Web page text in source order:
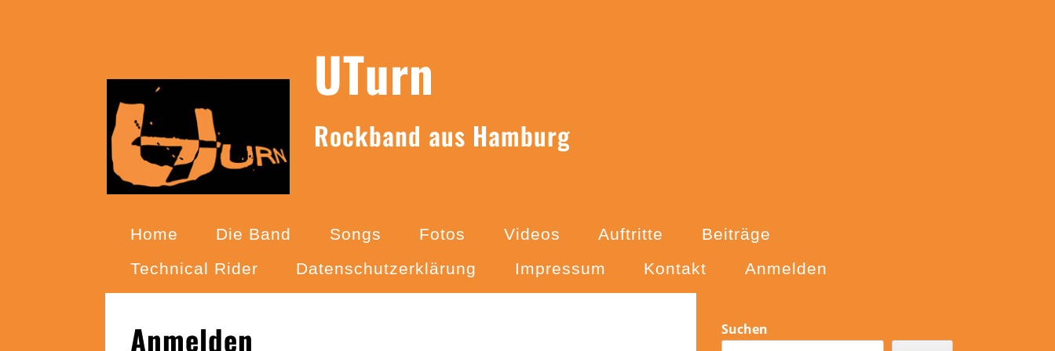
content
UTurn
Rockband aus Hamburg
Home Die Band Songs Fotos Videos Auftritte
Beiträge
Technical Rider
Datenschutzerklärung Impressum Kontakt Anmelden
Anmelden Sidebar
Suchen